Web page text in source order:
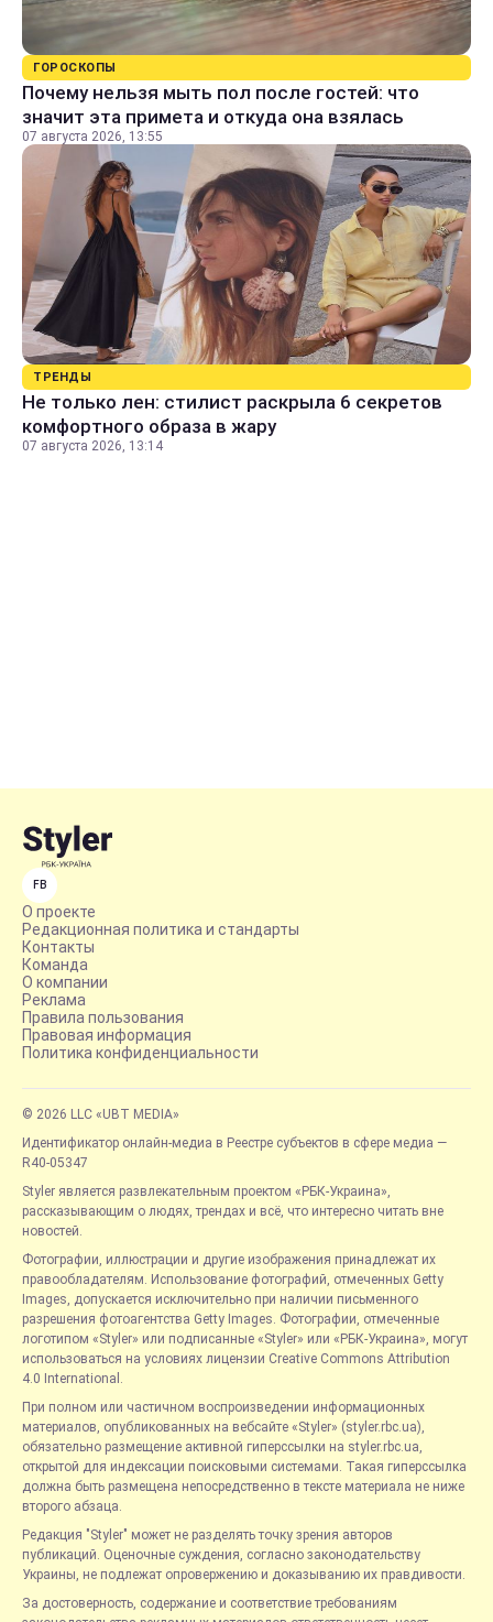
ГОРОСКОПЫ
Почему нельзя мыть пол после гостей: что
значит эта примета и откуда она взялась
07 августа 2026, 13:55
ТРЕНДЫ
Не только лен: стилист раскрыла 6 секретов
комфортного образа в жару
07 августа 2026, 13:14
FB
О проекте
Редакционная политика и стандарты
Контакты
Команда
О компании
Реклама
Правила пользования
Правовая информация
Политика конфиденциальности
© 2026 LLC «UBT MEDIA»
Идентификатор онлайн-медиа в Реестре субъектов в сфере медиа —
R40-05347
Styler является развлекательным проектом «РБК-Украина»,
рассказывающим о людях, трендах и всё, что интересно читать вне
новостей.
Фотографии, иллюстрации и другие изображения принадлежат их
правообладателям. Использование фотографий, отмеченных Getty
Images, допускается исключительно при наличии письменного
разрешения фотоагентства Getty Images. Фотографии, отмеченные
логотипом «Styler» или подписанные «Styler» или «РБК-Украина», могут
использоваться на условиях лицензии Creative Commons Attribution
4.0 International.
При полном или частичном воспроизведении информационных
материалов, опубликованных на вебсайте «Styler» (styler.rbc.ua),
обязательно размещение активной гиперссылки на styler.rbc.ua,
открытой для индексации поисковыми системами. Такая гиперссылка
должна быть размещена непосредственно в тексте материала не ниже
второго абзаца.
Редакция "Styler" может не разделять точку зрения авторов
публикаций. Оценочные суждения, согласно законодательству
Украины, не подлежат опровержению и доказыванию их правдивости.
За достоверность, содержание и соответствие требованиям